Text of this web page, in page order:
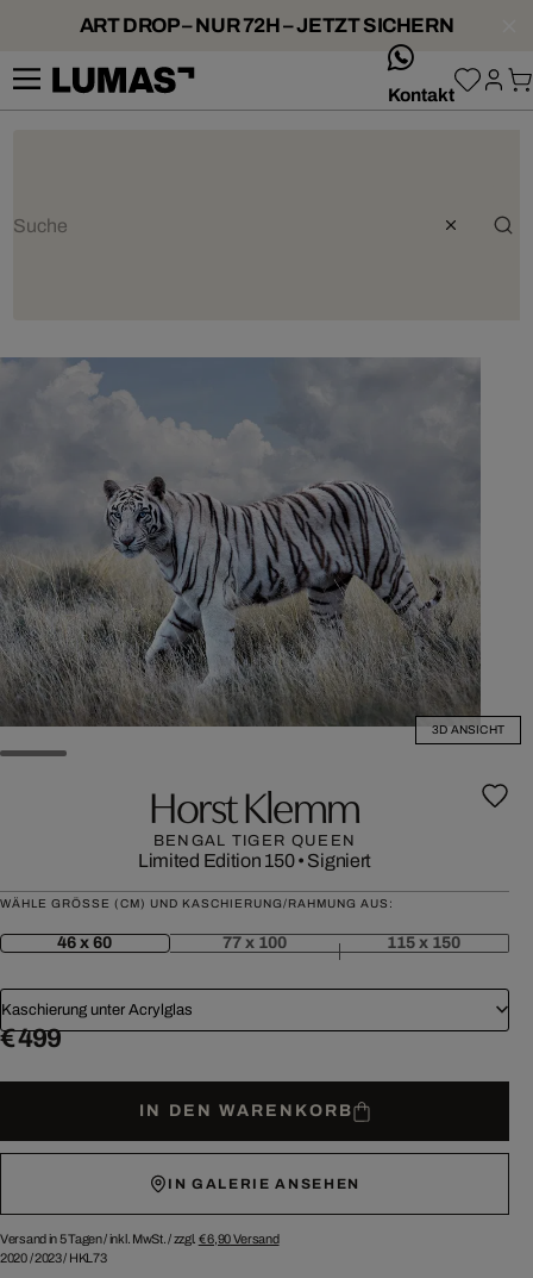
ART DROP – NUR 72H – JETZT SICHERN
Kontakt
3D ANSICHT
Horst Klemm
BENGAL TIGER QUEEN
Limited Edition 150• Signiert
WÄHLE GRÖSSE (CM) UND KASCHIERUNG/RAHMUNG AUS:
46 x 60 77 x 100 115 x 150
Kaschierung unter Acrylglas
€ 499
IN DEN WARENKORB
IN GALERIE ANSEHEN
Versand in 5 Tagen /inkl. MwSt. / zzgl. € 6,90Versand
2020/2023/ HKL73